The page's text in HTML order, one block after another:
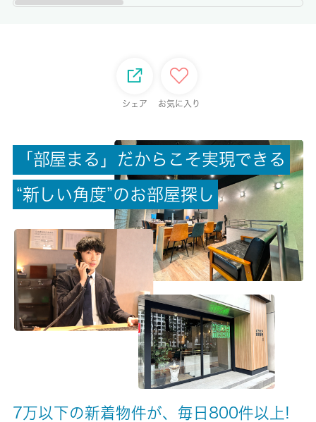
駐車場/料金
空有/7000円
有/18000円
保険名/保険期間
家財保険保険/2年
保証人代行
シェア お気に入り
「 部屋 ま る 」 だ か ら こ そ実現で き る
“新 し い角 度”のお部屋探 し
7万以下の新着物件が、毎日800件以上!